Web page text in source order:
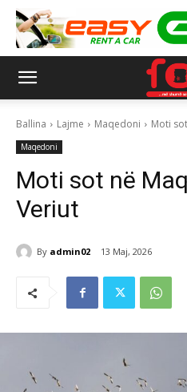
Ballina Lajme Maqedoni Moti
Maqedoni
Moti sot në
Veriut
By admin02 13 Maj, 2026